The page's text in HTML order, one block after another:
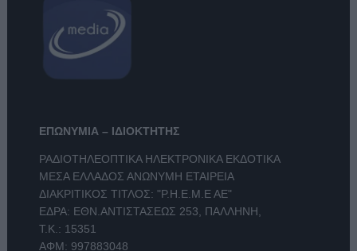
ΕΠΩΝΥΜΙΑ – ΙΔΙΟΚΤΗΤΗΣ
ΡΑΔΙΟΤΗΛΕΟΠΤΙΚΑ ΗΛΕΚΤΡΟΝΙΚΑ ΕΚΔΟΤΙΚΑ
ΜΕΣΑ ΕΛΛΑΔΟΣ ΑΝΩΝΥΜΗ ΕΤΑΙΡΕΙΑ
ΔΙΑΚΡΙΤΙΚΟΣ ΤΙΤΛΟΣ: "Ρ.Η.Ε.Μ.Ε ΑΕ"
ΕΔΡΑ: ΕΘΝ.ΑΝΤΙΣΤΑΣΕΩΣ 253, ΠΑΛΛΗΝΗ,
Τ.Κ.: 15351
ΑΦΜ: 997883048